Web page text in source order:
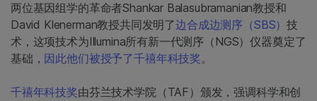
两位基因组学的革命者Shankar Balasubramanian教授和
David Klenerman教授共同发明了边合成边测序（SBS）技
术，这项技术为Illumina所有新一代测序（NGS）仪器奠定了
基础， 因此他们被授予了千禧年科技奖。
千禧年科技奖由芬兰技术学院（TAF）颁发，强调科学和创